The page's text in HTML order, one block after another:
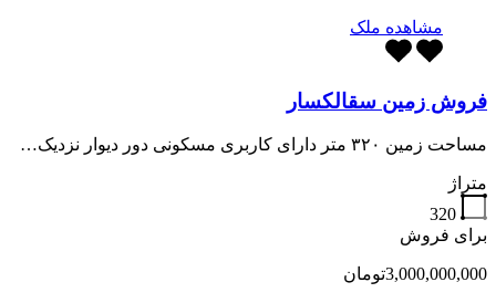
مشاهده ملک
فروش زمین سقالکسار
مساحت زمین ۳۲۰ متر دارای کاربری مسکونی دور دیوار نزدیک…
متراژ
320
برای فروش
3,000,000,000تومان